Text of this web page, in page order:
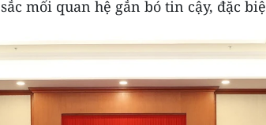
mối quan hệ gắn bó tin cậy, đặc